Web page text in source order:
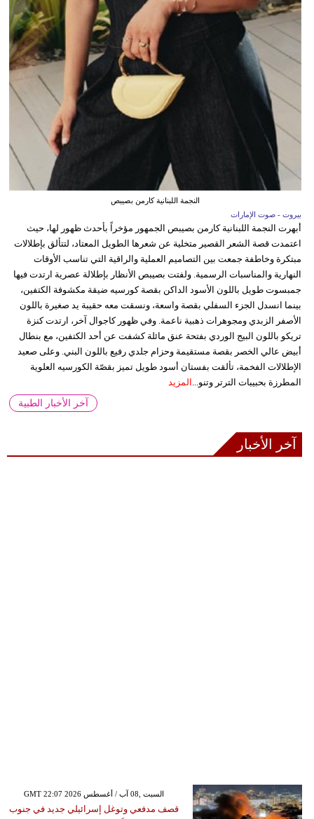
النجمة اللبنانية كارمن بصيبص
بيروت - صوت الإمارات
أبهرت النجمة اللبنانية كارمن بصيبص الجمهور مؤخراً بأحدث ظهور لها، حيث
اعتمدت قصة الشعر القصير متخلية عن شعرها الطويل المعتاد، لتتألق بإطلالات
مبتكرة وخاطفة جمعت بين التصاميم العملية والراقية التي تناسب الأوقات
النهارية والمناسبات الرسمية. ولفتت بصيبص الأنظار بإطلالة عصرية ارتدت فيها
جمبسوت طويل باللون الأسود الداكن بقصة كورسيه ضيقة مكشوفة الكتفين،
بينما انسدل الجزء السفلي بقصة واسعة، ونسقت معه حقيبة يد صغيرة باللون
الأصفر الزبدي ومجوهرات ذهبية ناعمة. وفي ظهور كاجوال آخر، ارتدت كنزة
تريكو باللون البيج الوردي بفتحة عنق مائلة كشفت عن أحد الكتفين، مع بنطال
أبيض عالي الخصر بقصة مستقيمة وحزام جلدي رفيع باللون البني. وعلى صعيد
الإطلالات الفخمة، تألقت بفستان أسود طويل تميز بقصّة الكورسيه العلوية
المطرزة بحبيبات الترتر وتنو... المزيد
آخر الأخبار الطبية
آخر الأخبار
GMT 22:07 2026 السبت ,08 آب / أغسطس
قصف مدفعي وتوغل إسرائيلي جديد في جنوب